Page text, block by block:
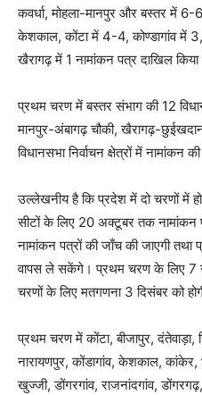
कवर्धा, मोहला-मानपुर और बस्तर में
केशकाल, कोंटा में 4-4, कोण्डागांव में
खैरागढ़ में 1 नामांकन पत्र दाखिल किया
प्रथम चरण में बस्तर संभाग की 12
मानपुर-अंबागढ़ चौकी, खैरागढ़-
विधानसभा निर्वाचन क्षेत्रों में नामांकन
उल्लेखनीय है कि प्रदेश में दो चरणों में
सीटों के लिए 20 अक्टूबर तक
नामांकन पत्रों की जाँच की जाएगी
वापस ले सकेंगे। प्रथम चरण के लिए 7
चरणों के लिए मतगणना 3 दिसंबर को
प्रथम चरण में कोंटा, बीजापुर,
नारायणपुर, कोंडागांव, केशकाल, कांकेर,
खुज्जी, डोंगरगांव, राजनांदगांव,